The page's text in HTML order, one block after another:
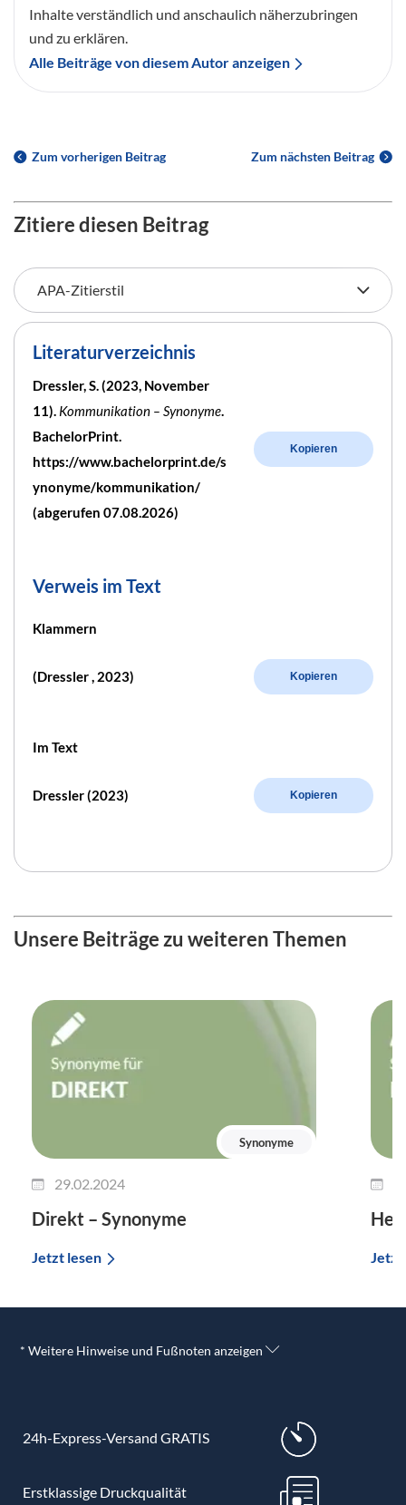
Inhalte verständlich und anschaulich näherzubringen
und zu erklären.
Alle Beiträge von diesem Autor anzeigen
Zum vorherigen Beitrag Zum nächsten Beitrag
Zitiere diesen Beitrag
Literaturverzeichnis
Dressler, S. (2023, November
11). Kommunikation – Synonyme.
BachelorPrint.
https://www.bachelorprint.de/s
ynonyme/kommunikation/
(abgerufen 07.08.2026)
Kopieren
Verweis im Text
Klammern
(Dressler , 2023) Kopieren
Im Text
Dressler (2023) Kopieren
Unsere Beiträge zu weiteren Themen
Synonyme
29.02.2024
Direkt – Synonyme
Jetzt lesen Jetzt
* Weitere Hinweise und Fußnoten anzeigen
24h-Express-Versand GRATIS
Erstklassige Druckqualität